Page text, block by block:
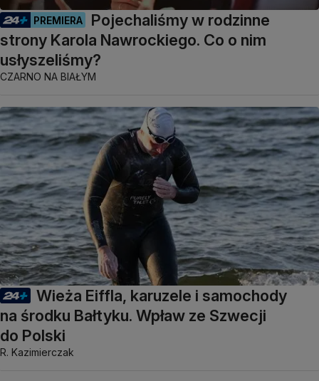
PREMIERA
Pojechaliśmy w rodzinne
strony Karola Nawrockiego. Co o nim
usłyszeliśmy?
CZARNO NA BIAŁYM
Wieża Eiffla, karuzele i samochody
na środku Bałtyku. Wpław ze Szwecji
do Polski
R. Kazimierczak